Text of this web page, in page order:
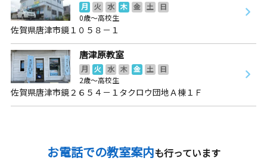
月 火 水 木 金 土
日
0歳～高校生
佐賀県唐津市鏡１０５８－１
唐津原教室
月 火 水 木 金 土
日
2歳～高校生
佐賀県唐津市鏡２６５４－１タクロウ団地Ａ棟１Ｆ
お電話での教室案内も行っています